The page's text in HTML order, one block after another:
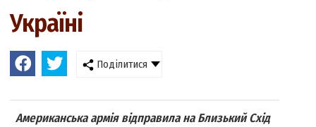
Україні
Поділитися
Американська армія відправила на Близький Схід